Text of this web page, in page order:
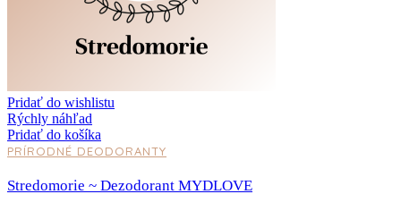
Pridať do wishlistu
Rýchly náhľad
Pridať do košíka
PRÍRODNÉ DEODORANTY
Stredomorie ~ Dezodorant MYDLOVE